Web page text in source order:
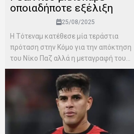
οποιαδήποτε εξέλιξη
25/08/2025
Η Τότεναμ κατέθεσε μία τεράστια
πρόταση στην Κόμο για την απόκτηση
του Νίκο Παζ αλλά η μεταγραφή του...